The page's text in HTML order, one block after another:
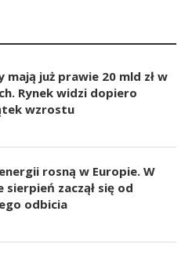
mają już prawie 20 mld zł w
Rynek widzi dopiero
wzrostu
rosną w Europie. W
sierpień zaczął się od
odbicia